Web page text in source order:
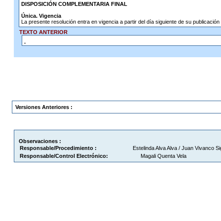
DISPOSICIÓN COMPLEMENTARIA FINAL
Única. Vigencia
La presente resolución entra en vigencia a partir del día siguiente de su publicación
TEXTO ANTERIOR
Versiones Anteriores :
Observaciones :
Responsable/Procedimiento :
Estelinda Alva Alva / Juan Vivanco
Responsable/Control Electrónico:
Magali Quenta Vela